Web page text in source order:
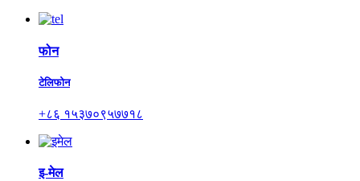
फोन
टेलिफोन
+८६ १५३७०९५७७१८
इ-मेल